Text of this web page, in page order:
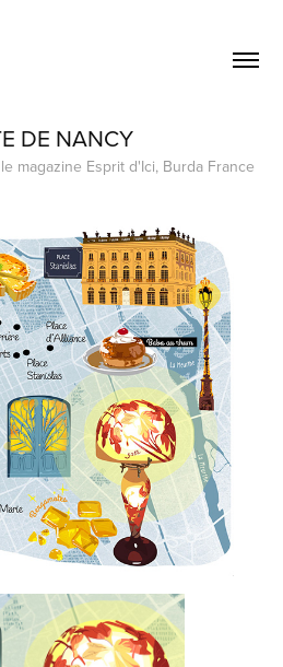
DE NANCY
magazine Esprit d'Ici, Burda France